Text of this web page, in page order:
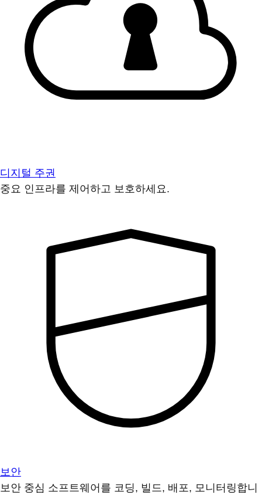
디지털 주권
중요 인프라를 제어하고 보호하세요.
보안
보안 중심 소프트웨어를 코딩, 빌드, 배포, 모니터링합니